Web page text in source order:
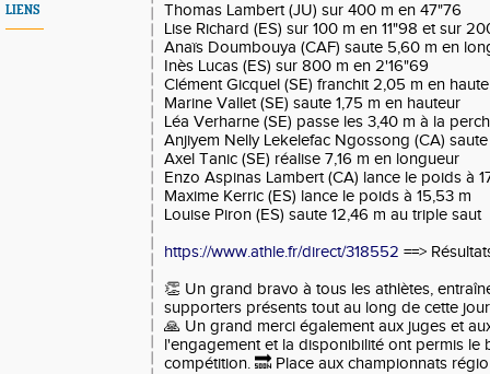
LIENS
Thomas Lambert (JU) sur 400 m en 47"76
Lise Richard (ES) sur 100 m en 11"98 et sur
Anaïs Doumbouya (CAF) saute 5,60 m en
Inès Lucas (ES) sur 800 m en 2'16"69
Clément Gicquel (SE) franchit 2,05 m en
Marine Vallet (SE) saute 1,75 m en hauteur
Léa Verharne (SE) passe les 3,40 m à la
Anjiyem Nelly Lekelefac Ngossong (CA) saute
Axel Tanic (SE) réalise 7,16 m en longueur
Enzo Aspinas Lambert (CA) lance le poids à
Maxime Kerric (ES) lance le poids à 15,53 m
Louise Piron (ES) saute 12,46 m au triple saut
https://www.athle.fr/direct/318552 ==>
👏 Un grand bravo à tous les athlètes,
supporters présents tout au long de cette
🙏 Un grand merci également aux juges et
l'engagement et la disponibilité ont permis le
compétition. 🔜 Place aux championnats